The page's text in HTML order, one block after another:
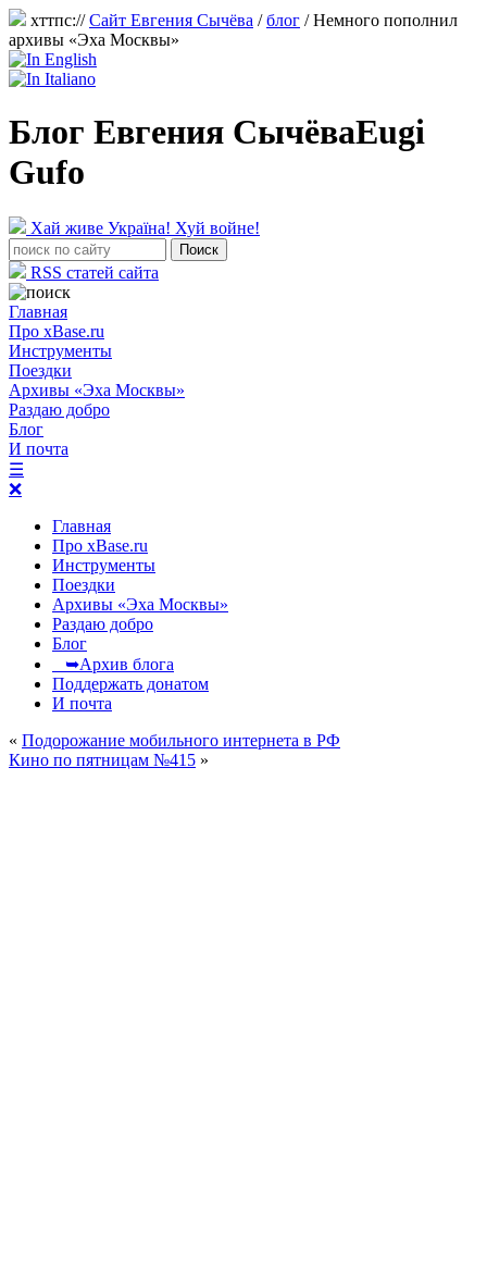
хттпс://Сайт Евгения Сычёва /блог /Немного пополнил
архивы «Эха Москвы»
Блог Евгения СычёваEugi
Gufo
Хай живе Україна! Хуй войне!
RSS статей сайта
Главная
Про xBase.ru
Инструменты
Поездки
Архивы «Эха Москвы»
Раздаю добро
Блог
И почта
☰
❌
Главная
Про xBase.ru
Инструменты
Поездки
Архивы «Эха Москвы»
Раздаю добро
Блог
➥Архив блога
Поддержать донатом
И почта
« Подорожание мобильного интернета в РФ
Кино по пятницам №415 »